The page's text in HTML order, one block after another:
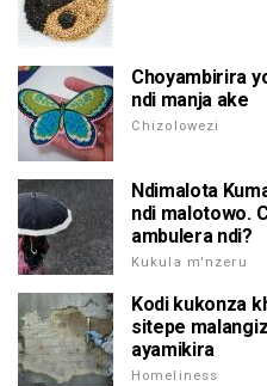
Choyambirira
ndi manja ake
Chizolowezi
Ndimalota
ndi malotowo.
ambulera ndi?
Kukula m'nzeru
Kodi kukonza
sitepe
ayamikira
Homeliness